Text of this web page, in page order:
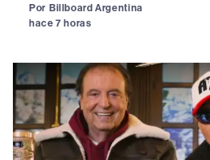
Por Billboard Argentina
hace 7 horas